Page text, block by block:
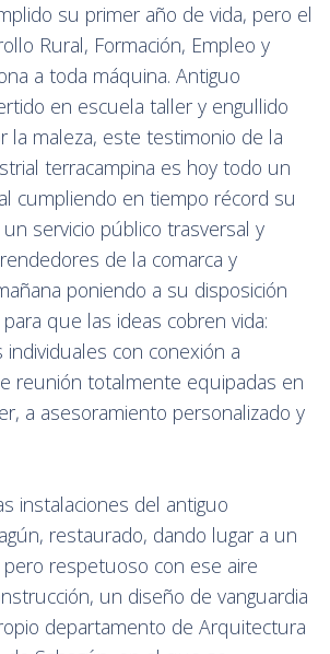
su primer año de vida, pero el
Rural, Formación, Empleo y
a toda máquina. Antiguo
en escuela taller y engullido
la maleza, este testimonio de la
terracampina es hoy todo un
cumpliendo en tiempo récord su
servicio público trasversal y
de la comarca y
poniendo a su disposición
que las ideas cobren vida:
con conexión a
reunión totalmente equipadas en
a asesoramiento personalizado y
instalaciones del antiguo
restaurado, dando lugar a un
respetuoso con ese aire
un diseño de vanguardia
departamento de Arquitectura